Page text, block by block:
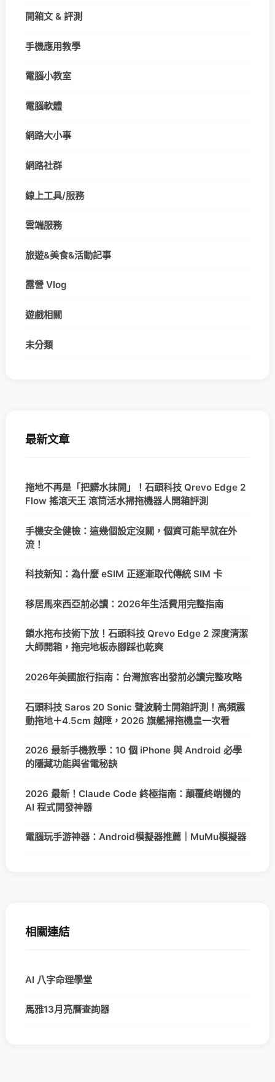
開箱文 & 評測
手機應用教學
電腦小教室
電腦軟體
網路大小事
網路社群
線上工具/服務
雲端服務
旅遊&美食&活動記事
露營 Vlog
遊戲相關
未分類
最新文章
拖地不再是「把髒水抹開」！石頭科技 Qrevo Edge 2
Flow 搖滾天王 滾筒活水掃拖機器人開箱評測
手機安全健檢：這幾個設定沒關，個資可能早就在外
流！
科技新知：為什麼 eSIM 正逐漸取代傳統 SIM 卡
移居馬來西亞前必讀：2026年生活費用完整指南
鎖水拖布技術下放！石頭科技 Qrevo Edge 2 深度清潔
大師開箱，拖完地板赤腳踩也乾爽
2026年美國旅行指南：台灣旅客出發前必讀完整攻略
石頭科技 Saros 20 Sonic 聲波騎士開箱評測！高頻震
動拖地＋4.5cm 越障，2026 旗艦掃拖機皇一次看
2026 最新手機教學：10 個 iPhone 與 Android 必學
的隱藏功能與省電秘訣
2026 最新！Claude Code 終極指南：顛覆終端機的
AI 程式開發神器
電腦玩手游神器：Android模擬器推薦｜MuMu模擬器
相關連結
AI 八字命理學堂
馬雅13月亮曆查詢器